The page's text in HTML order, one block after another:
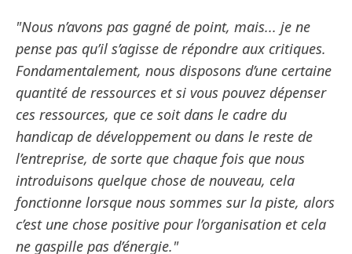
"Nous n’avons pas gagné de point, mais... je ne
pense pas qu’il s’agisse de répondre aux critiques.
Fondamentalement, nous disposons d’une certaine
quantité de ressources et si vous pouvez dépenser
ces ressources, que ce soit dans le cadre du
handicap de développement ou dans le reste de
l’entreprise, de sorte que chaque fois que nous
introduisons quelque chose de nouveau, cela
fonctionne lorsque nous sommes sur la piste, alors
c’est une chose positive pour l’organisation et cela
ne gaspille pas d’énergie."